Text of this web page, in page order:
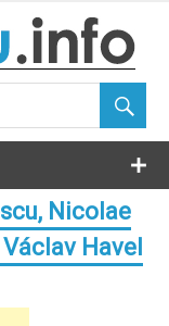
Nicolae
Havel